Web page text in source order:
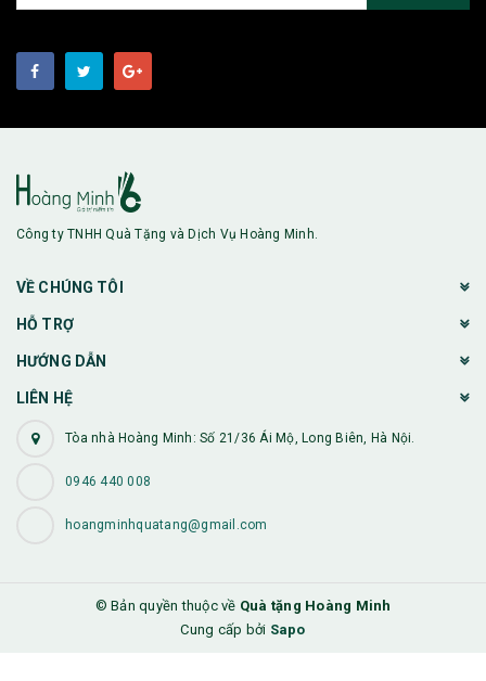
Công ty TNHH Quà Tặng và Dịch Vụ Hoàng Minh.
VỀ CHÚNG TÔI
HỖ TRỢ
HƯỚNG DẪN
LIÊN HỆ
Tòa nhà Hoàng Minh: Số 21/36 Ái Mộ, Long Biên, Hà Nội.
0946 440 008
hoangminhquatang@gmail.com
© Bản quyền thuộc về Quà tặng Hoàng Minh
Cung cấp bởi Sapo